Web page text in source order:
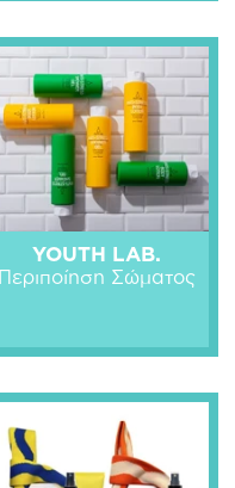
YOUTH LAB.
Περιποίηση Σώματος